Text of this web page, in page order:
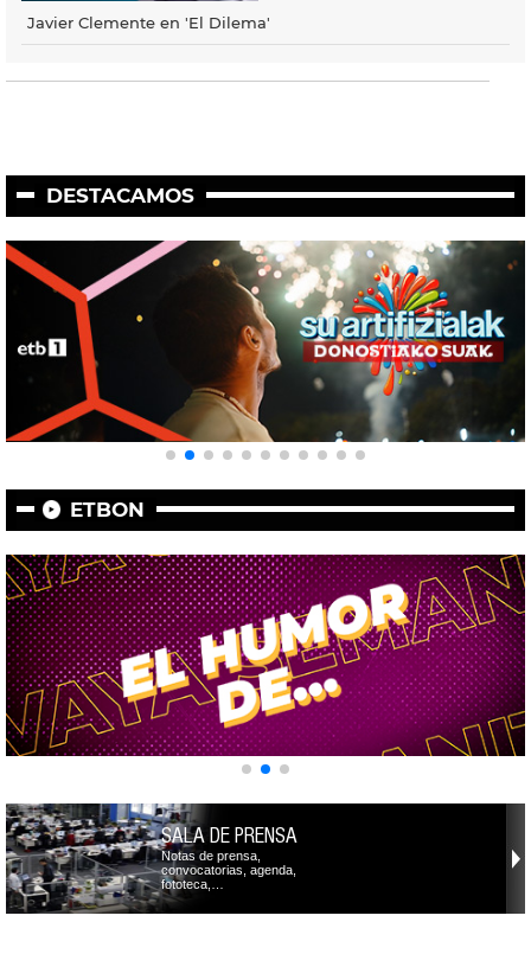
Javier Clemente en 'El Dilema'
DESTACAMOS
ETBON
SALA DE PRENSA
Notas de prensa,
convocatorias, agenda,
fototeca,…